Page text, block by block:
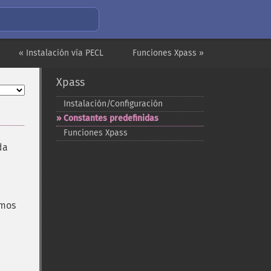
Funciones Xpass »
« Instalación vía PECL
Xpass
Instalación/Configuración
Constantes predefinidas
Funciones Xpass